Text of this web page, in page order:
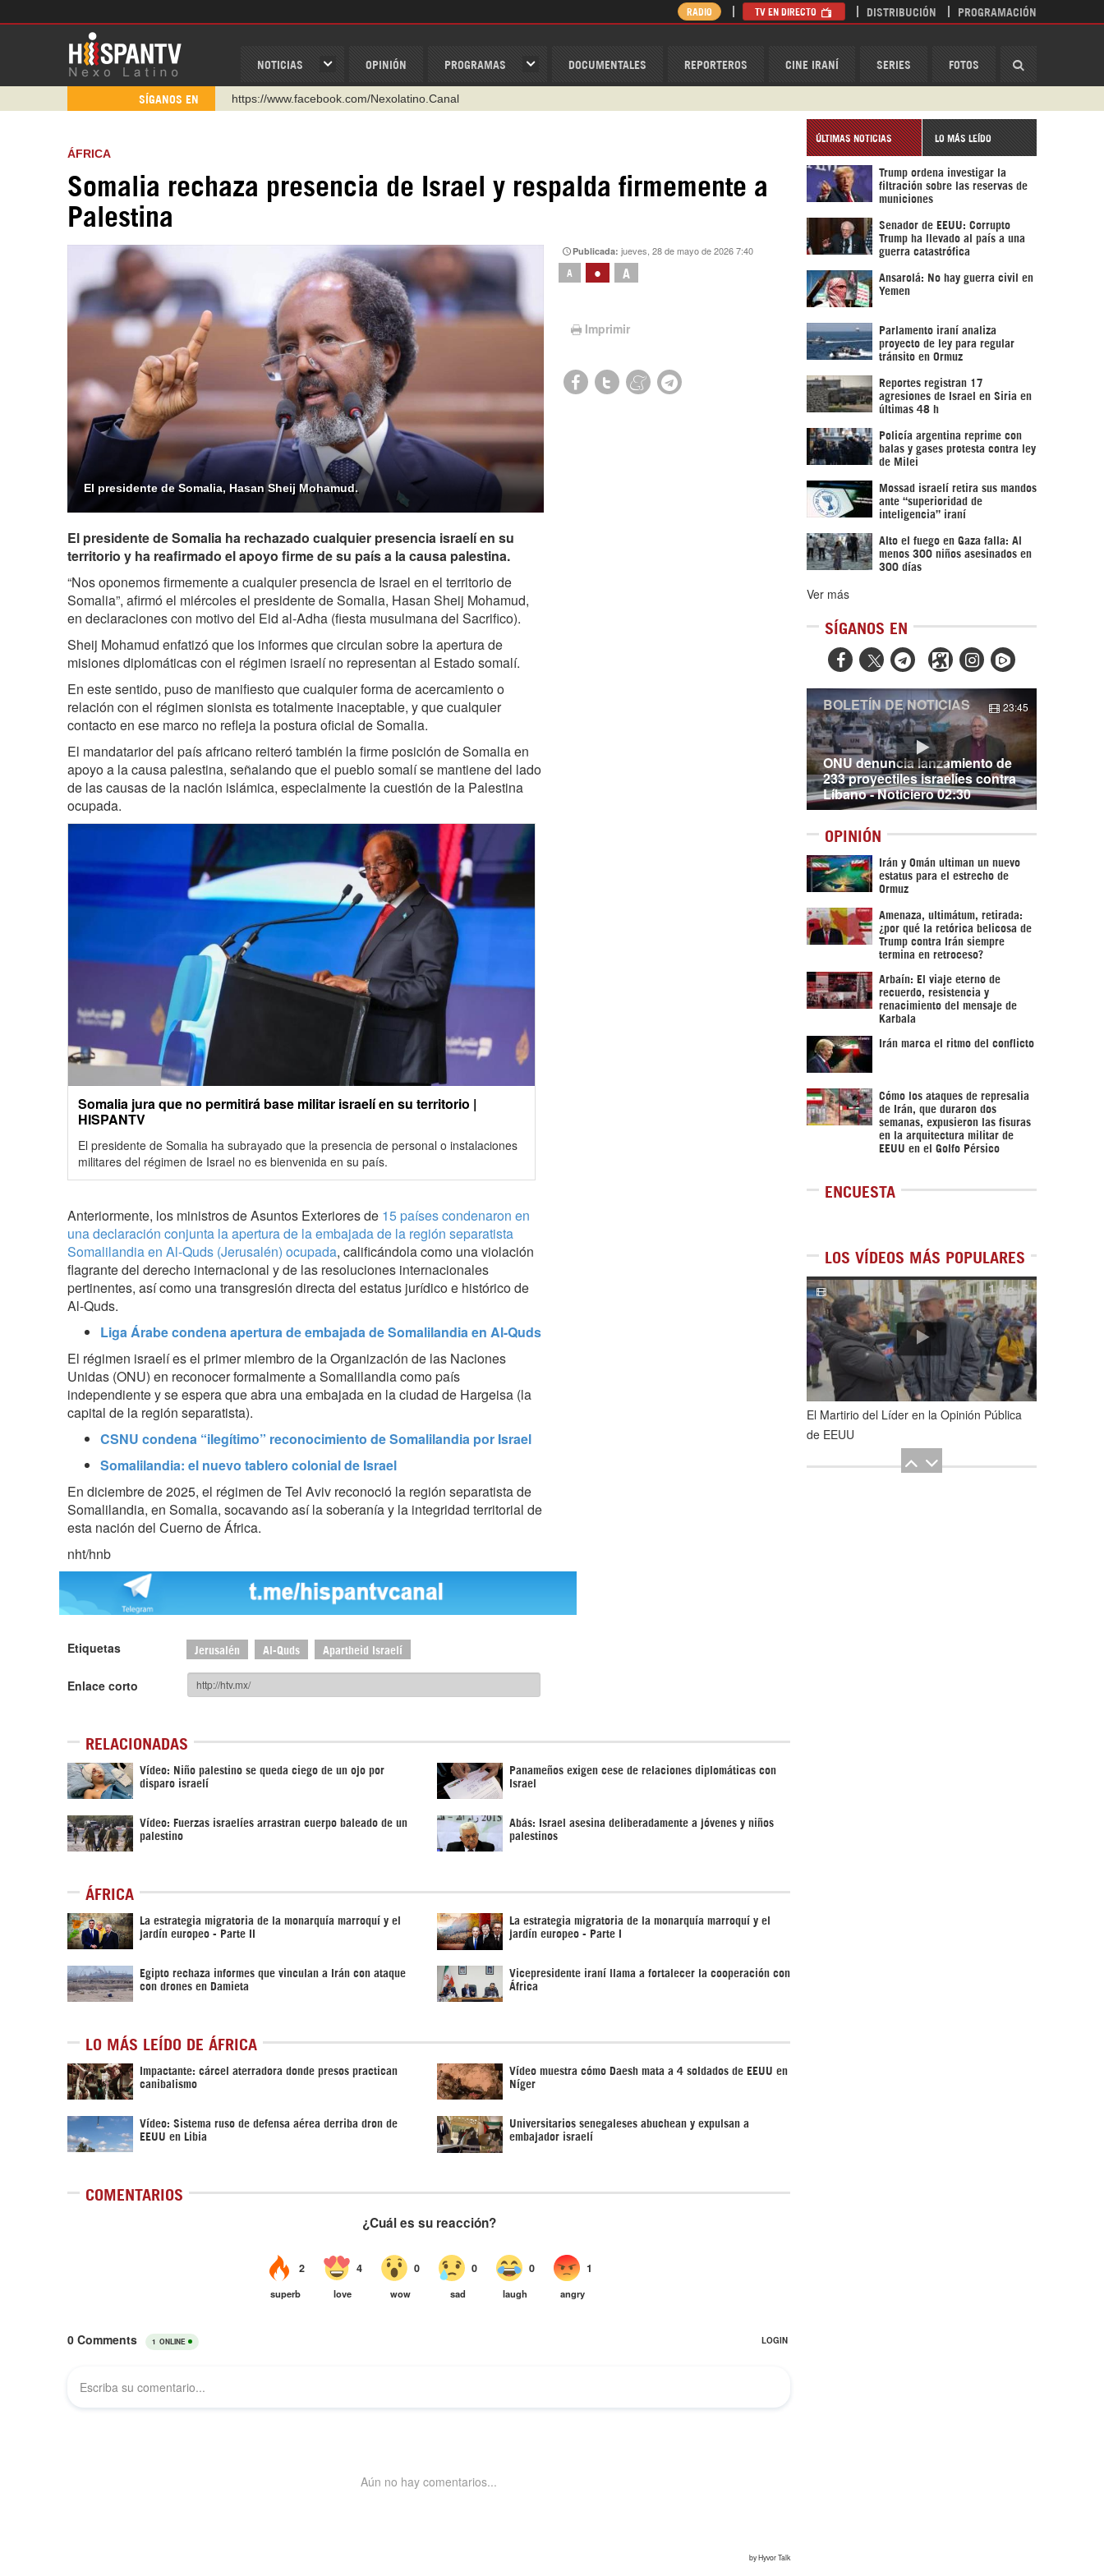
NOTICIAS OPINIÓN PROGRAMAS DOCUMENTALES REPORTEROS CINE IRANÍ SERIES FOTOS
RADIO TV EN DIRECTO DISTRIBUCIÓN PROGRAMACIÓN
SÍGANOS EN
https://www.facebook.com/Nexolatino.Canal
https://t.me/hispantvcanal
https://urmedium.com/c/hispantv
Instagram como: hispan_tv
ÁFRICA
Somalia rechaza presencia de Israel y respalda firmemente a
Palestina
El presidente de Somalia, Hasan Sheij Mohamud.
Publicada:jueves, 28 de mayo de 2026 7:40
A • A
Imprimir
El presidente de Somalia ha rechazado cualquier presencia israelí en su
territorio y ha reafirmado el apoyo firme de su país a la causa palestina.
“Nos oponemos firmemente a cualquier presencia de Israel en el territorio de
Somalia”, afirmó el miércoles el presidente de Somalia, Hasan Sheij Mohamud,
en declaraciones con motivo del Eid al-Adha (fiesta musulmana del Sacrifico).
Sheij Mohamud enfatizó que los informes que circulan sobre la apertura de
misiones diplomáticas con el régimen israelí no representan al Estado somalí.
En este sentido, puso de manifiesto que cualquier forma de acercamiento o
relación con el régimen sionista es totalmente inaceptable, y que cualquier
contacto en ese marco no refleja la postura oficial de Somalia.
El mandatarior del país africano reiteró también la firme posición de Somalia en
apoyo a la causa palestina, señalando que el pueblo somalí se mantiene del lado
de las causas de la nación islámica, especialmente la cuestión de la Palestina
ocupada.
Somalia jura que no permitirá base militar israelí en su territorio |
HISPANTV
El presidente de Somalia ha subrayado que la presencia de personal o instalaciones
militares del régimen de Israel no es bienvenida en su país.
Anteriormente, los ministros de Asuntos Exteriores de 15 países condenaron en
una declaración conjunta la apertura de la embajada de la región separatista
Somalilandia en Al-Quds (Jerusalén) ocupada, calificándola como una violación
flagrante del derecho internacional y de las resoluciones internacionales
pertinentes, así como una transgresión directa del estatus jurídico e histórico de
Al-Quds.
Liga Árabe condena apertura de embajada de Somalilandia en Al-Quds
El régimen israelí es el primer miembro de la Organización de las Naciones
Unidas (ONU) en reconocer formalmente a Somalilandia como país
independiente y se espera que abra una embajada en la ciudad de Hargeisa (la
capital de la región separatista).
CSNU condena “ilegítimo” reconocimiento de Somalilandia por Israel
Somalilandia: el nuevo tablero colonial de Israel
En diciembre de 2025, el régimen de Tel Aviv reconoció la región separatista de
Somalilandia, en Somalia, socavando así la soberanía y la integridad territorial de
esta nación del Cuerno de África.
nht/hnb
Etiquetas Jerusalén Al-Quds Apartheid Israelí
Enlace corto
RELACIONADAS
Vídeo: Niño palestino se queda ciego de un ojo por
disparo israelí
Panameños exigen cese de relaciones diplomáticas con
Israel
Vídeo: Fuerzas israelíes arrastran cuerpo baleado de un
palestino
Abás: Israel asesina deliberadamente a jóvenes y niños
palestinos
ÁFRICA
La estrategia migratoria de la monarquía marroquí y el
jardín europeo - Parte II
La estrategia migratoria de la monarquía marroquí y el
jardín europeo - Parte I
Egipto rechaza informes que vinculan a Irán con ataque
con drones en Damieta
Vicepresidente iraní llama a fortalecer la cooperación con
África
LO MÁS LEÍDO DE ÁFRICA
Impactante: cárcel aterradora donde presos practican
canibalismo
Vídeo muestra cómo Daesh mata a 4 soldados de EEUU en
Níger
Vídeo: Sistema ruso de defensa aérea derriba dron de
EEUU en Libia
Universitarios senegaleses abuchean y expulsan a
embajador israelí
COMENTARIOS
ÚLTIMAS NOTICIAS LO MÁS LEÍDO
Trump ordena investigar la
filtración sobre las reservas de
municiones
Senador de EEUU: Corrupto
Trump ha llevado al país a una
guerra catastrófica
Ansarolá: No hay guerra civil en
Yemen
Parlamento iraní analiza
proyecto de ley para regular
tránsito en Ormuz
Reportes registran 17
agresiones de Israel en Siria en
últimas 48 h
Policía argentina reprime con
balas y gases protesta contra ley
de Milei
Mossad israelí retira sus mandos
ante “superioridad de
inteligencia” iraní
Alto el fuego en Gaza falla: Al
menos 300 niños asesinados en
300 días
Ver más
SÍGANOS EN
  
ONU denuncia lanzamiento de
233 proyectiles israelíes contra
Líbano - Noticiero 02:30
BOLETÍN DE NOTICIAS 23:45
OPINIÓN
Irán y Omán ultiman un nuevo
estatus para el estrecho de
Ormuz
Amenaza, ultimátum, retirada:
¿por qué la retórica belicosa de
Trump contra Irán siempre
termina en retroceso?
Arbaín: El viaje eterno de
recuerdo, resistencia y
renacimiento del mensaje de
Karbala
Irán marca el ritmo del conflicto
Cómo los ataques de represalia
de Irán, que duraron dos
semanas, expusieron las fisuras
en la arquitectura militar de
EEUU en el Golfo Pérsico
ENCUESTA
LOS VÍDEOS MÁS POPULARES
1de5
El Martirio del Líder en la Opinión Pública
de EEUU